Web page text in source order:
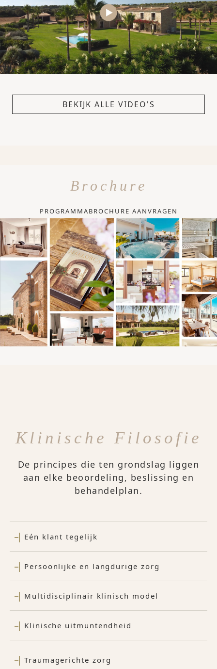
BEKIJK ALLE VIDEO'S
Brochure
PROGRAMMABROCHURE AANVRAGEN
Klinische Filosofie
De principes die ten grondslag liggen
aan elke beoordeling, beslissing en
behandelplan.
Eén klant tegelijk
Persoonlijke en langdurige zorg
Multidisciplinair klinisch model
Klinische uitmuntendheid
Traumagerichte zorg